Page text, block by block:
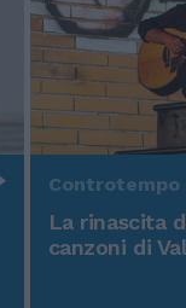
Controtempo
La rinascita
canzoni di